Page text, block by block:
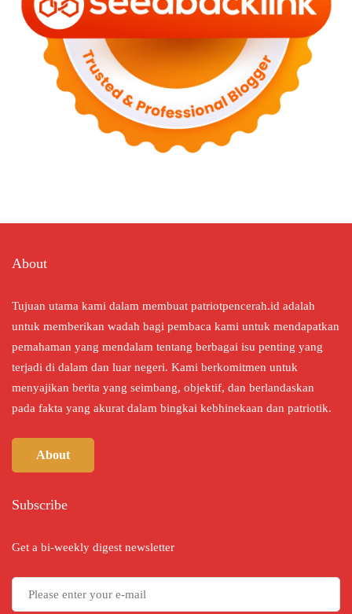
About
Tujuan utama kami dalam membuat patriotpencerah.id adalah
untuk memberikan wadah bagi pembaca kami untuk mendapatkan
pemahaman yang mendalam tentang berbagai isu penting yang
terjadi di dalam dan luar negeri. Kami berkomitmen untuk
menyajikan berita yang seimbang, objektif, dan berlandaskan
pada fakta yang akurat dalam bingkai kebhinekaan dan patriotik.
About
Subscribe
Get a bi-weekly digest newsletter